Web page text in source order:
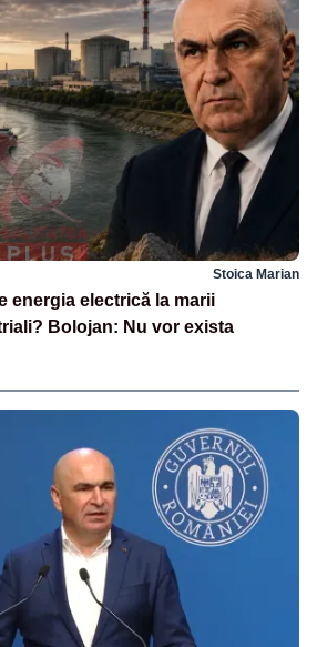
Stoica Marian
energia electrică la marii
Bolojan: Nu vor exista